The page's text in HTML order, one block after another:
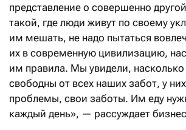
представление о совершенно
такой, где люди живут по своему
им мешать, не надо пытаться
их в современную цивилизацию,
им правила. Мы увидели,
свободны от всех наших забот, у
проблемы, свои заботы. Им еду
каждый день», — рассуждает